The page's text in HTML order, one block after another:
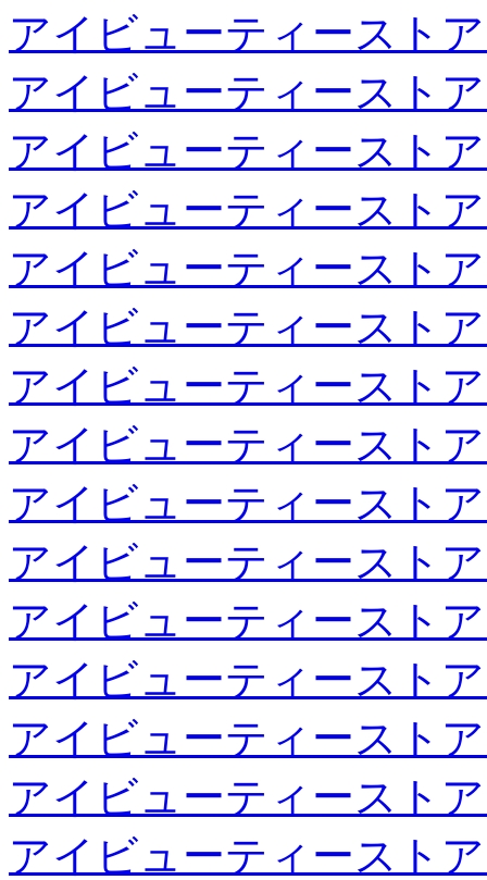
アイビューティースト
アイビューティースト
アイビューティースト
アイビューティースト
アイビューティースト
アイビューティースト
アイビューティースト
アイビューティースト
アイビューティースト
アイビューティースト
アイビューティースト
アイビューティースト
アイビューティースト
アイビューティースト
アイビューティースト